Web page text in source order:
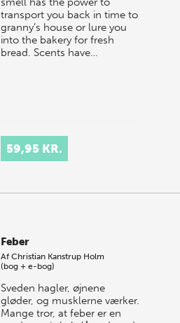
transport you back in time to
granny’s house or lure you
into the bakery for fresh
bread. Scents have…
59,95 KR.
Feber
AfChristian Kanstrup Holm
(bog + e-bog)
Sveden hagler, øjnene
gløder, og musklerne værker.
Mange tror, at feber er en